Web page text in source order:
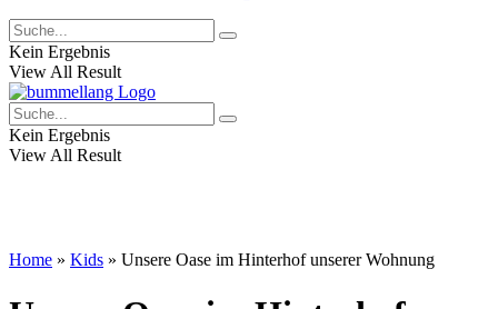
Kein Ergebnis
View All Result
Kein Ergebnis
View All Result
Home » Kids » Unsere Oase im Hinterhof unserer Wohnung